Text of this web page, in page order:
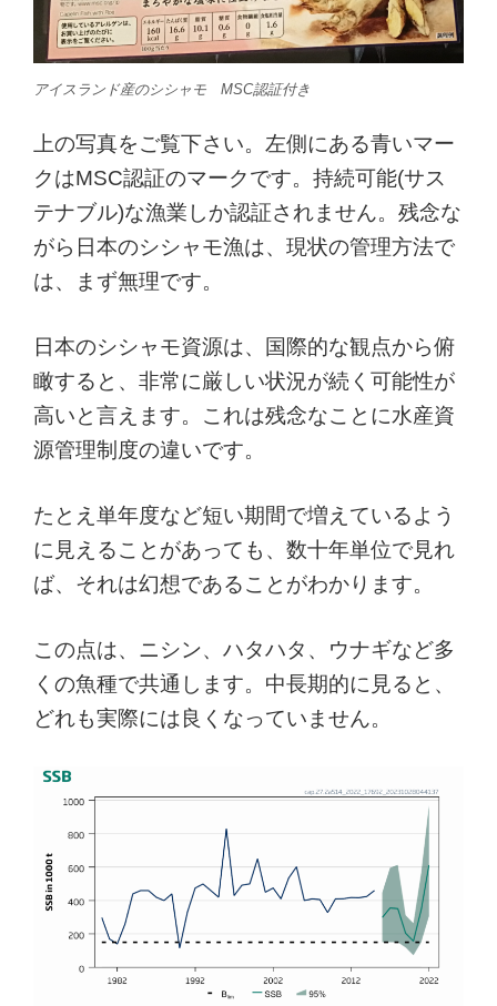
アイスランド産のシシャモ MSC認証付き
上の写真をご覧下さい。左側にある青いマー
クはMSC認証のマークです。持続可能(サス
テナブル)な漁業しか認証されません。残念な
がら日本のシシャモ漁は、現状の管理方法で
は、まず無理です。
日本のシシャモ資源は、国際的な観点から俯
瞰すると、非常に厳しい状況が続く可能性が
高いと言えます。これは残念なことに水産資
源管理制度の違いです。
たとえ単年度など短い期間で増えているよう
に見えることがあっても、数十年単位で見れ
ば、それは幻想であることがわかります。
この点は、ニシン、ハタハタ、ウナギなど多
くの魚種で共通します。中長期的に見ると、
どれも実際には良くなっていません。